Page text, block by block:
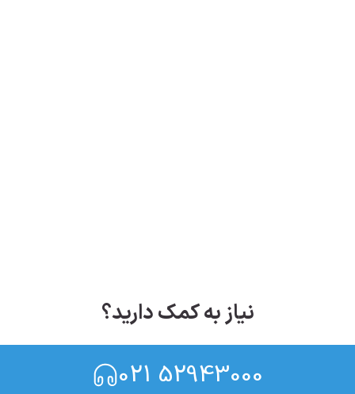
نیاز به کمک دارید؟
021 52943000